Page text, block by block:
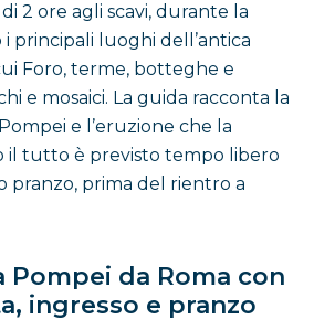
2 ore agli scavi, durante la
principali luoghi dell’antica
Foro, terme, botteghe e
e mosaici. La guida racconta la
e l’eruzione che la
il tutto è previsto tempo libero
pranzo, prima del rientro a
Pompei da Roma con
ingresso e pranzo